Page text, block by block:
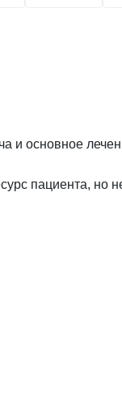
и основное
пациента, но